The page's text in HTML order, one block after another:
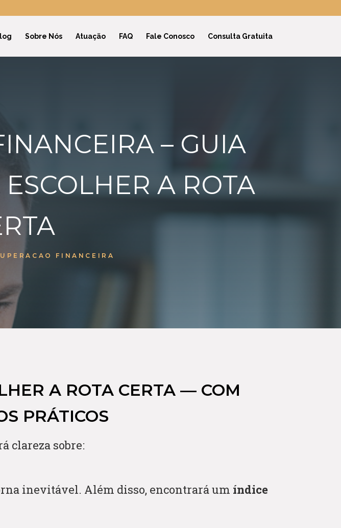
Sobre Nós Atuação FAQ Fale Conosco Consulta Gratuita
– GUIA
A ROTA
FINANCEIRA
A ROTA CERTA — COM
PRÁTICOS
clareza sobre:
inevitável. Além disso, encontrará um índice